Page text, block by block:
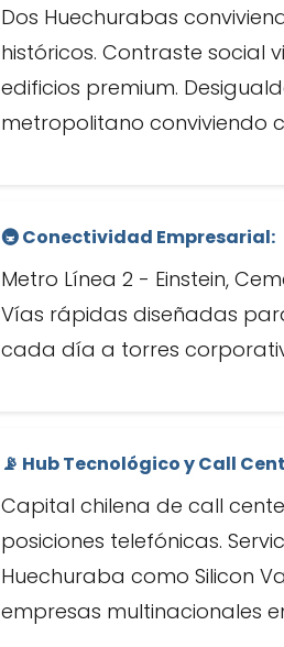
Dos Huechurabas
históricos. Contraste social
edificios premium.
metropolitano conviviendo
🚇 Conectividad Empresarial:
Metro Línea 2 - Einstein,
Vías rápidas diseñadas
cada día a torres
📡 Hub Tecnológico y Call
Capital chilena de call
posiciones telefónicas.
Huechuraba como Silicon
empresas multinacionales